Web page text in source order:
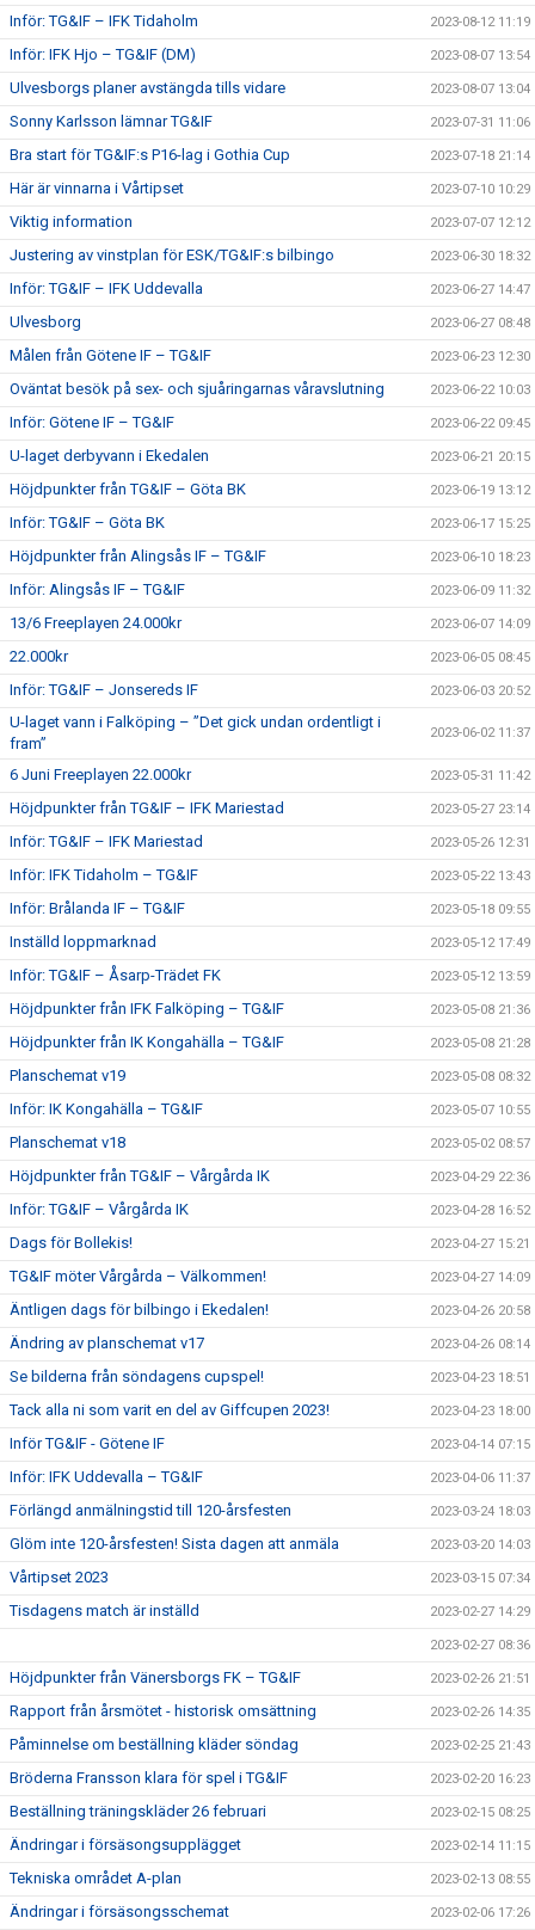
Inför: TG&IF – IFK Tidaholm 2023-08-12 11:19
Inför: IFK Hjo – TG&IF (DM) 2023-08-07 13:54
Ulvesborgs planer avstängda tills vidare 2023-08-07 13:04
Sonny Karlsson lämnar TG&IF 2023-07-31 11:06
Bra start för TG&IF:s P16-lag i Gothia Cup 2023-07-18 21:14
Här är vinnarna i Vårtipset 2023-07-10 10:29
Viktig information 2023-07-07 12:12
Justering av vinstplan för ESK/TG&IF:s bilbingo 2023-06-30 18:32
Inför: TG&IF – IFK Uddevalla 2023-06-27 14:47
Ulvesborg 2023-06-27 08:48
Målen från Götene IF – TG&IF 2023-06-23 12:30
Oväntat besök på sex- och sjuåringarnas våravslutning 2023-06-22 10:03
Inför: Götene IF – TG&IF 2023-06-22 09:45
U-laget derbyvann i Ekedalen 2023-06-21 20:15
Höjdpunkter från TG&IF – Göta BK 2023-06-19 13:12
Inför: TG&IF – Göta BK 2023-06-17 15:25
Höjdpunkter från Alingsås IF – TG&IF 2023-06-10 18:23
Inför: Alingsås IF – TG&IF 2023-06-09 11:32
13/6 Freeplayen 24.000kr 2023-06-07 14:09
22.000kr 2023-06-05 08:45
Inför: TG&IF – Jonsereds IF 2023-06-03 20:52
U-laget vann i Falköping – ”Det gick undan ordentligt i
fram”
2023-06-02 11:37
6 Juni Freeplayen 22.000kr 2023-05-31 11:42
Höjdpunkter från TG&IF – IFK Mariestad 2023-05-27 23:14
Inför: TG&IF – IFK Mariestad 2023-05-26 12:31
Inför: IFK Tidaholm – TG&IF 2023-05-22 13:43
Inför: Brålanda IF – TG&IF 2023-05-18 09:55
Inställd loppmarknad 2023-05-12 17:49
Inför: TG&IF – Åsarp-Trädet FK 2023-05-12 13:59
Höjdpunkter från IFK Falköping – TG&IF 2023-05-08 21:36
Höjdpunkter från IK Kongahälla – TG&IF 2023-05-08 21:28
Planschemat v19 2023-05-08 08:32
Inför: IK Kongahälla – TG&IF 2023-05-07 10:55
Planschemat v18 2023-05-02 08:57
Höjdpunkter från TG&IF – Vårgårda IK 2023-04-29 22:36
Inför: TG&IF – Vårgårda IK 2023-04-28 16:52
Dags för Bollekis! 2023-04-27 15:21
TG&IF möter Vårgårda – Välkommen! 2023-04-27 14:09
Äntligen dags för bilbingo i Ekedalen! 2023-04-26 20:58
Ändring av planschemat v17 2023-04-26 08:14
Se bilderna från söndagens cupspel! 2023-04-23 18:51
Tack alla ni som varit en del av Giffcupen 2023! 2023-04-23 18:00
Inför TG&IF - Götene IF 2023-04-14 07:15
Inför: IFK Uddevalla – TG&IF 2023-04-06 11:37
Förlängd anmälningstid till 120-årsfesten 2023-03-24 18:03
Glöm inte 120-årsfesten! Sista dagen att anmäla 2023-03-20 14:03
Vårtipset 2023 2023-03-15 07:34
Tisdagens match är inställd 2023-02-27 14:29
2023-02-27 08:36
Höjdpunkter från Vänersborgs FK – TG&IF 2023-02-26 21:51
Rapport från årsmötet - historisk omsättning 2023-02-26 14:35
Påminnelse om beställning kläder söndag 2023-02-25 21:43
Bröderna Fransson klara för spel i TG&IF 2023-02-20 16:23
Beställning träningskläder 26 februari 2023-02-15 08:25
Ändringar i försäsongsupplägget 2023-02-14 11:15
Tekniska området A-plan 2023-02-13 08:55
Ändringar i försäsongsschemat 2023-02-06 17:26